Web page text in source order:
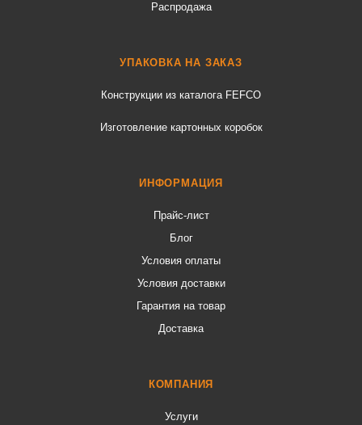
Распродажа
УПАКОВКА НА ЗАКАЗ
Конструкции из каталога FEFCO
Изготовление картонных коробок
ИНФОРМАЦИЯ
Прайс-лист
Блог
Условия оплаты
Условия доставки
Гарантия на товар
Доставка
КОМПАНИЯ
Услуги